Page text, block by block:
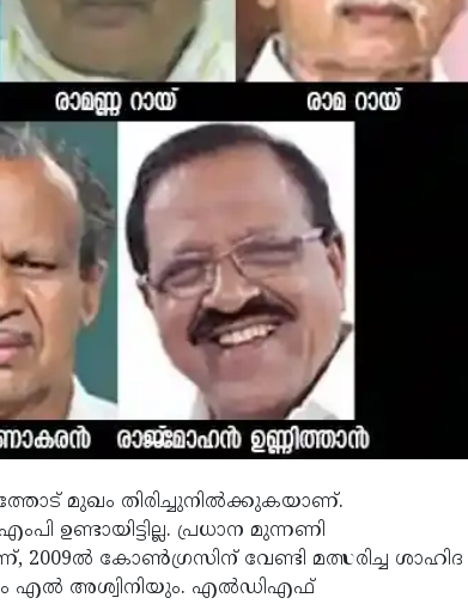
മുഖം തിരിച്ചുനിൽക്കുകയാണ്.
ഉണ്ടായിട്ടില്ല. പ്രധാന മുന്നണി
2009ൽ കോൺഗ്രസിന് വേണ്ടി മത്സരിച്ച ശാഹിദ
എൽ അശ്വിനിയും. എൽഡിഎഫ്